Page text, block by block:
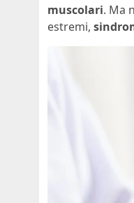
muscolari. Ma
estremi,